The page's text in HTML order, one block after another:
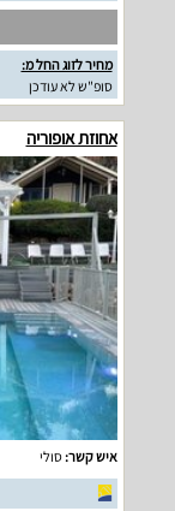
מחיר לזוג החל מ:
סופ"ש לא עודכן
אחוזת אופוריה
איש קשר:סולי